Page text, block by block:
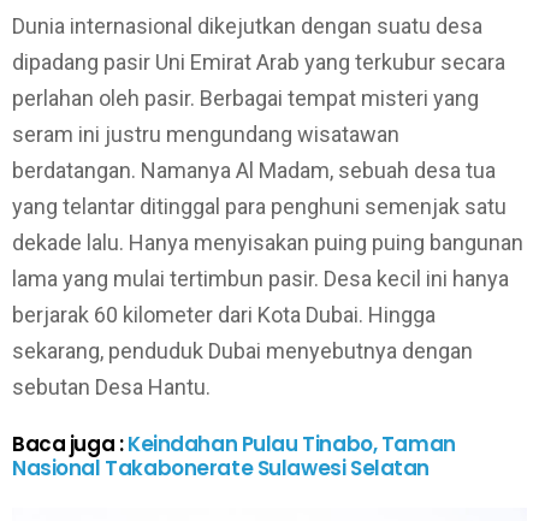
Dunia internasional dikejutkan dengan suatu desa
dipadang pasir Uni Emirat Arab yang terkubur secara
perlahan oleh pasir. Berbagai tempat misteri yang
seram ini justru mengundang wisatawan
berdatangan. Namanya Al Madam, sebuah desa tua
yang telantar ditinggal para penghuni semenjak satu
dekade lalu. Hanya menyisakan puing puing bangunan
lama yang mulai tertimbun pasir. Desa kecil ini hanya
berjarak 60 kilometer dari Kota Dubai. Hingga
sekarang, penduduk Dubai menyebutnya dengan
sebutan Desa Hantu.
Baca juga :Keindahan Pulau Tinabo, Taman
Nasional Takabonerate Sulawesi Selatan